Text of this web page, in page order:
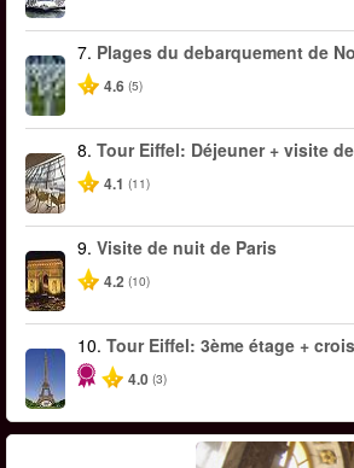
7. Plages du debarquement de
4.6 (5)
8. Tour Eiffel: Déjeuner + visite
4.1 (11)
9. Visite de nuit de Paris
4.2 (10)
10. Tour Eiffel: 3ème étage +
4.0 (3)